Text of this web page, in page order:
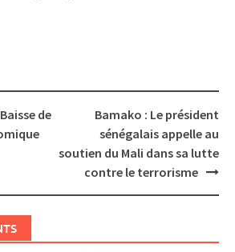
de
Bamako : Le président
sénégalais appelle au
soutien du Mali dans sa lutte
contre le terrorisme